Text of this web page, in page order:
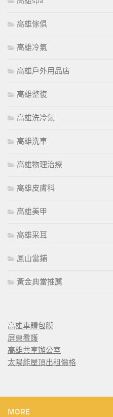
高雄傢俱
高雄冷氣
高雄戶外用品店
高雄整復
高雄洗冷氣
高雄洗車
高雄物理治療
高雄皮膚科
高雄美甲
高雄采耳
鳳山當鋪
黃金典當推薦
高雄車體包膜
屏東看護
高雄共享辦公室
太陽能屋頂出租價格
MORE